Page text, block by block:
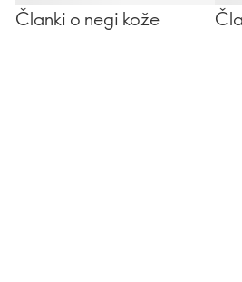
Članki o negi kože